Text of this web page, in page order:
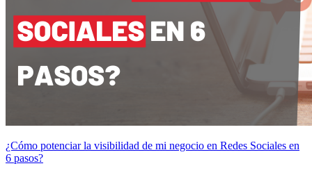
¿Cómo potenciar la visibilidad de mi negocio en Redes Sociales en
6 pasos?